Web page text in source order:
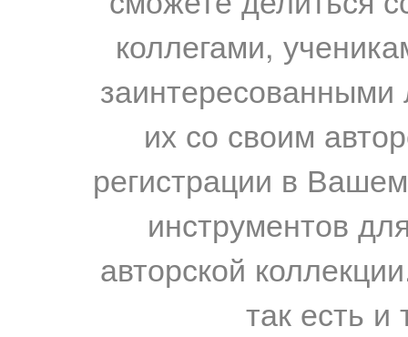
коллегами,
их со своим
регистрации в
инструментов
авторской
так есть и